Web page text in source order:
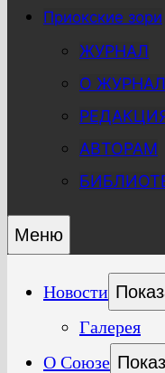
Приокские зори
ЖУРНАЛ
О
АВТОРАМ
Меню
Новости
Галерея
О Союзе